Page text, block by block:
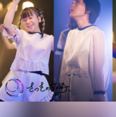
テクノロ
映像・映
ビジネス